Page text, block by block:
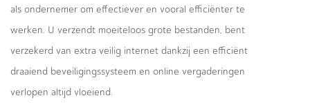
als ondernemer om effectiever en vooral efficiënter te
werken. U verzendt moeiteloos grote bestanden, bent
verzekerd van extra veilig internet dankzij een efficiënt
draaiend beveiligingssysteem en online vergaderingen
verlopen altijd vloeiend.